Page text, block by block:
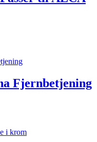
Fjernbetjening